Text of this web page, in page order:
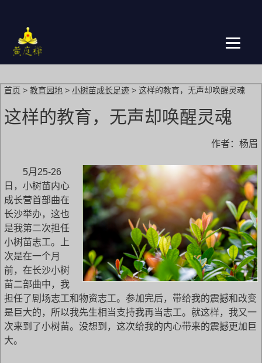
页
首页 > 教育园地 > 小树苗成长足迹 > 这样的教育，无声却唤醒灵魂
这样的教育，无声却唤醒灵魂
作者：杨眉
5月25-26
日，小树苗内心
成长营首部曲在
长沙举办，这也
是我第二次担任
小树苗志工。上
次是在一个月
前，在长沙小树
苗二部曲中，我
担任了剧场志工和物资志工。参加完后，带给我的震撼和改变
是巨大的，所以我先生相当支持我再当志工。就这样，我又一
次来到了小树苗。没想到，这次给我的内心带来的震撼更加巨
大。